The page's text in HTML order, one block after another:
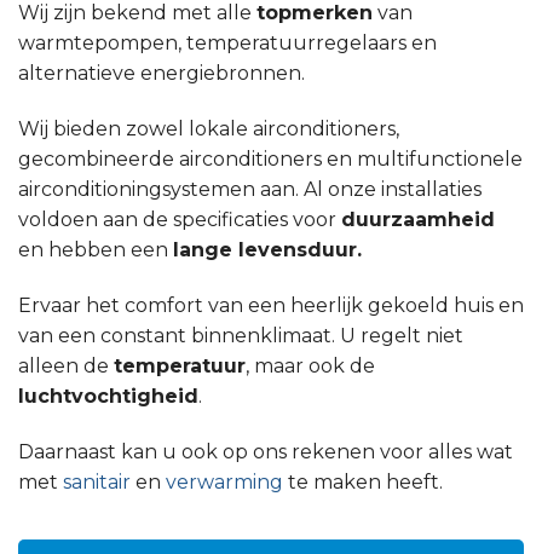
Wij zijn bekend met alle topmerken van
warmtepompen, temperatuurregelaars en
alternatieve energiebronnen.
Wij bieden zowel lokale airconditioners,
gecombineerde airconditioners en multifunctionele
airconditioningsystemen aan. Al onze installaties
voldoen aan de specificaties voor duurzaamheid
en hebben een lange levensduur.
Ervaar het comfort van een heerlijk gekoeld huis en
van een constant binnenklimaat. U regelt niet
alleen de temperatuur, maar ook de
luchtvochtigheid.
Daarnaast kan u ook op ons rekenen voor alles wat
met sanitair en verwarming te maken heeft.